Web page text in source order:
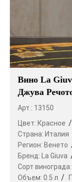
Вино La
Джува
Арт.: 13150
Цвет: Красное
Страна: Италия
Регион: Венето
Бренд:
La Giuva
Сорт винограда:
Объем: 0.5 л